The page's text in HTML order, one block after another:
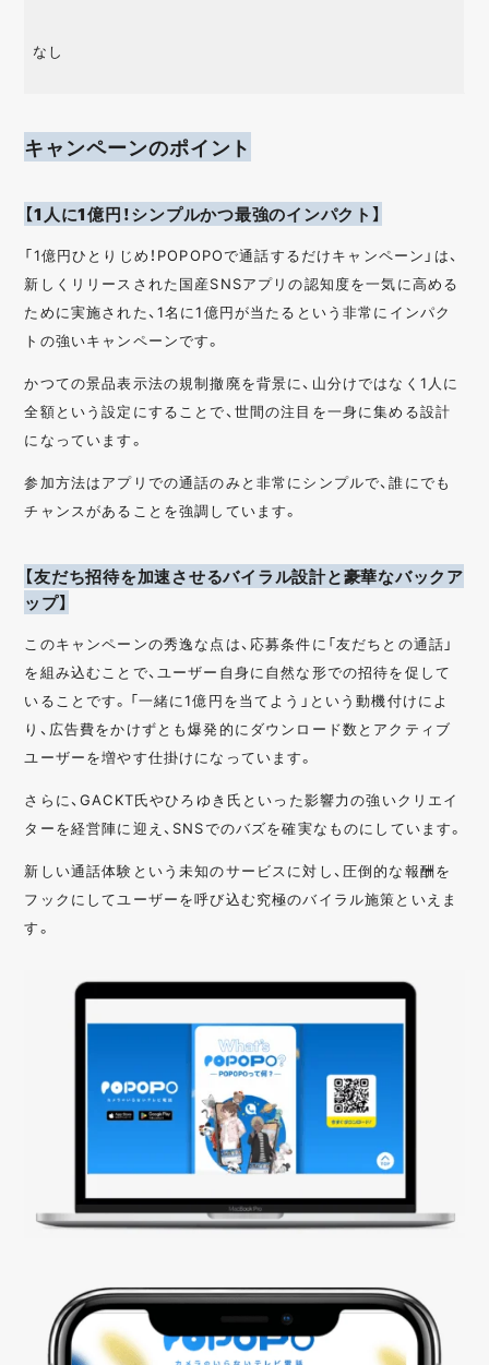
なし
キャンペーンのポイント
【1人に1億円！シンプルかつ最強のインパクト】
「1億円ひとりじめ！POPOPOで通話するだけキャンペーン」は、
新しくリリースされた国産SNSアプリの認知度を一気に高める
ために実施された、1名に1億円が当たるという非常にインパク
トの強いキャンペーンです。
かつての景品表示法の規制撤廃を背景に、山分けではなく1人に
全額という設定にすることで、世間の注目を一身に集める設計
になっています。
参加方法はアプリでの通話のみと非常にシンプルで、誰にでも
チャンスがあることを強調しています。
【友だち招待を加速させるバイラル設計と豪華なバックア
ップ】
このキャンペーンの秀逸な点は、応募条件に「友だちとの通話」
を組み込むことで、ユーザー自身に自然な形での招待を促して
いることです。「一緒に1億円を当てよう」という動機付けによ
り、広告費をかけずとも爆発的にダウンロード数とアクティブ
ユーザーを増やす仕掛けになっています。
さらに、GACKT氏やひろゆき氏といった影響力の強いクリエイ
ターを経営陣に迎え、SNSでのバズを確実なものにしています。
新しい通話体験という未知のサービスに対し、圧倒的な報酬を
フックにしてユーザーを呼び込む究極のバイラル施策といえま
す。